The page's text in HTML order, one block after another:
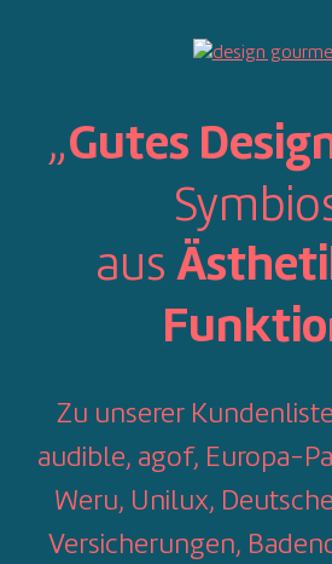
„Gutes
aus
Zu unserer
audible, agof, Europa-
Weru, Unilux,
Versicherungen,